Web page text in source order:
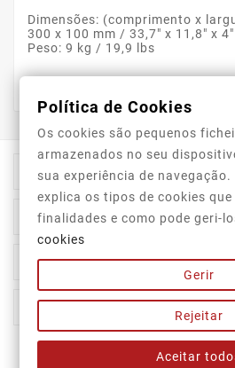
Dimensões: (comprimento x
300 x 100 mm / 33,7″ x 11,8″ x 4″
Peso: 9 kg / 19,9 lbs
Informação Da Loja
Top Categorias
A Nossa Empresa
A Sua Conta
Política de Cookies
Os cookies são pequenos
armazenados no seu
sua experiência de
explica os tipos de cookies
finalidades e como pode geri-
cookies
Gerir
Rejeitar
Aceitar